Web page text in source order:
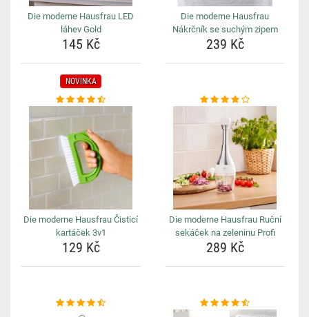
Die moderne Hausfrau LED
láhev Gold
145 Kč
Die moderne Hausfrau
Nákrčník se suchým zipem
239 Kč
NOVINKA
Die moderne Hausfrau Čisticí
kartáček 3v1
129 Kč
Die moderne Hausfrau Ruční
sekáček na zeleninu Profi
289 Kč